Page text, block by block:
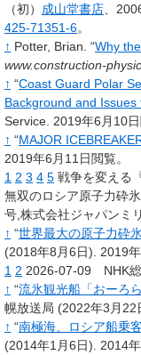
（初） 成山堂書店 、
425-71351-6。
↑ Potter, Brian. “Why
www.construction-
↑ “Coast Guard Polar
Background and Issues
Service. 2019年6月10日
↑ “MAJOR
2019年6月11日閲覧。
1 2 3 4 5 戦争を変える
無双のロシア原子力砕
号,株式会社ジャパンミ
↑ “世界最大の原子力砕
(2018年8月6日).
2019
1 2 2026-07-09 NHK
↑ “流氷観光船「おーろ
幌放送局 (2022年3月22
↑ “南極海、ロシア船乗
(2014年1月6日).
2014